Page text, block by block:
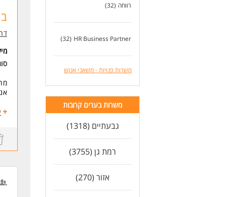
רווחה (32)
HR Business Partner
(32)
משרות פנויות - משאבי אנוש
משרות בערים קרובות
גבעתיים (1318)
רמת גן (3755)
אזור (270)
*
*
*